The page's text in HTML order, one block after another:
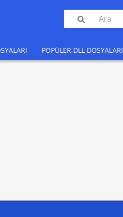

POPÜLER DLL DOSYALARI